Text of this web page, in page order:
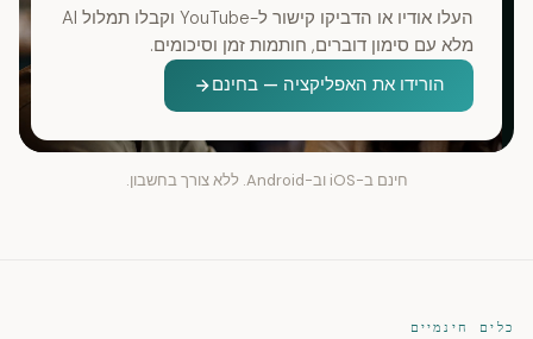
העלו אודיו או הדביקו קישור ל-YouTube וקבלו תמלול AI
מלא עם סימון דוברים, חותמות זמן וסיכומים.
הורידו את האפליקציה — בחינם
חינם ב-iOS וב-Android. ללא צורך בחשבון.
כלים חינמיים